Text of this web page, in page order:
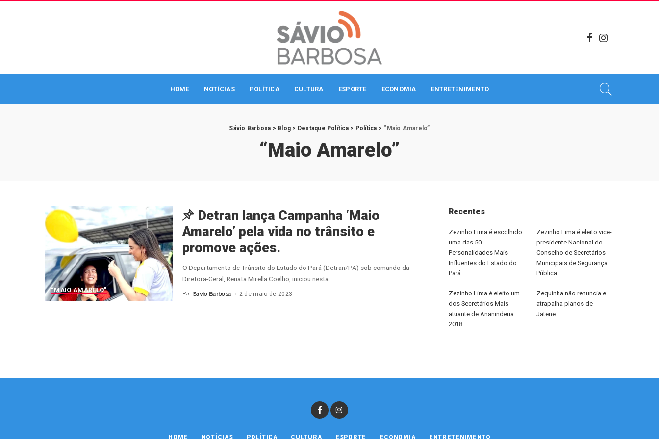
HOME NOTÍCIAS POLÍTICA CULTURA ESPORTE ECONOMIA ENTRETENIMENTO
Sávio Barbosa > Blog > Destaque Política> Política > “Maio Amarelo”
“Maio Amarelo”
“MAIO AMARELO”
Detran lança Campanha ‘Maio
Amarelo’ pela vida no trânsito e
promove ações.
O Departamento de Trânsito do Estado do Pará (Detran/PA) sob comando da
Diretora-Geral, Renata Mirella Coelho, iniciou nesta
Posted
Por Savio Barbosa 2 de maio de 2023
Recentes
Zezinho Lima é escolhido
uma das 50
Personalidades Mais
Influentes do Estado do
Pará.
Zezinho Lima é eleito vice-
presidente Nacional do
Conselho de Secretários
Municipais de Segurança
Pública.
Zezinho Lima é eleito um
dos Secretários Mais
atuante de Ananindeua
2018.
Zequinha não renuncia e
atrapalha planos de
Jatene.
HOME NOTÍCIAS POLÍTICA CULTURA ESPORTE ECONOMIA ENTRETENIMENTO